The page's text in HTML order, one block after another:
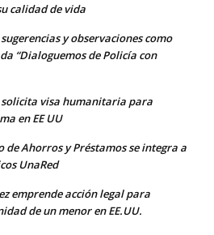
calidad de vida
y observaciones como
“Dialoguemos de Policía con
visa humanitaria para
en EE UU
de Ahorros y Préstamos se integra a
UnaRed
emprende acción legal para
de un menor en EE.UU.